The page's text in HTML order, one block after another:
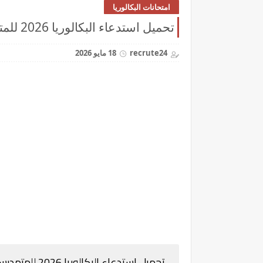
امتحانات البكالوريا
تحميل استدعاء البكالوريا 2026 للمتمدرسين و الأحرار Convocation Bac
recrute24 18 مايو 2026